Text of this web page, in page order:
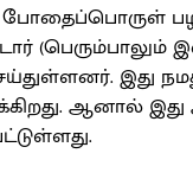
இது
ஆனால்